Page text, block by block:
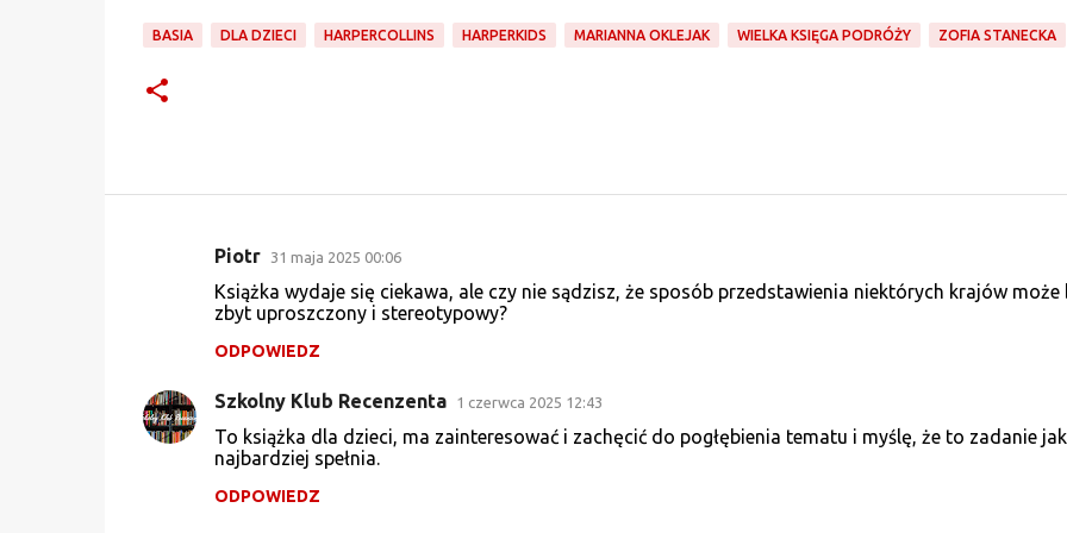
BASIA DLA DZIECI HARPERCOLLINS HARPERKIDS MARIANNA OKLEJAK WIELKA KSIĘGA PODRÓŻY ZOFIA STANECKA
n
t
Piotr 31 maja 2025 00:06
Książka wydaje się ciekawa, ale czy nie sądzisz, że sposób przedstawienia niektórych krajów może
zbyt uproszczony i stereotypowy?
ODPOWIEDZ
Szkolny Klub Recenzenta 1 czerwca 2025 12:43
To książka dla dzieci, ma zainteresować i zachęcić do pogłębienia tematu i myślę, że to zadanie jak
najbardziej spełnia.
ODPOWIEDZ